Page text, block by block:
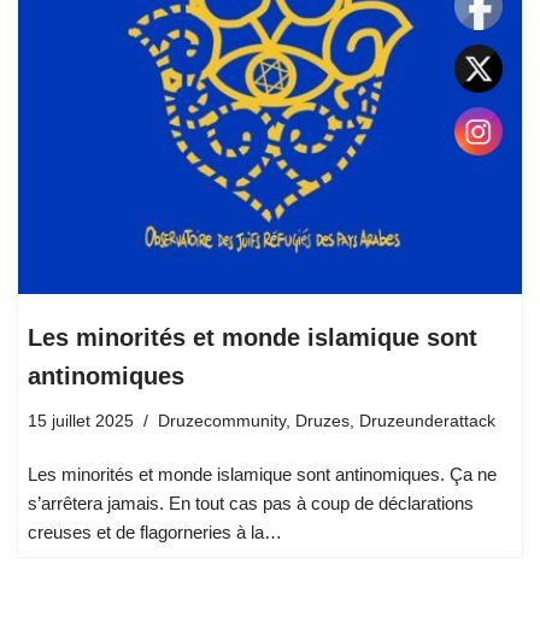
Les minorités et monde islamique sont
antinomiques
15 juillet 2025 Druzecommunity, Druzes, Druzeunderattack
Les minorités et monde islamique sont antinomiques. Ça ne
s’arrêtera jamais. En tout cas pas à coup de déclarations
creuses et de flagorneries à la…